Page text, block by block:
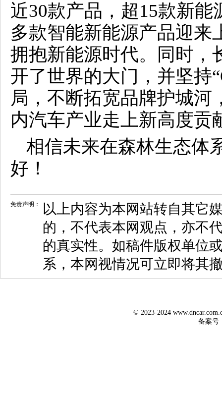
近30款产品，超15款新
多款智能新能源产品迎来
拥抱新能源时代。同时，
开了世界的大门，并坚持
局，不断拓宽品牌护城河
内汽车产业走上新高度贡
相信未来在森林生态体
好！
免责声明：
以上内容为本网站转自其它
的，不代表本网观点，亦不
的真实性。如稿件版权单位
系，本网视情况可立即将其
© 2023-2024
备案号